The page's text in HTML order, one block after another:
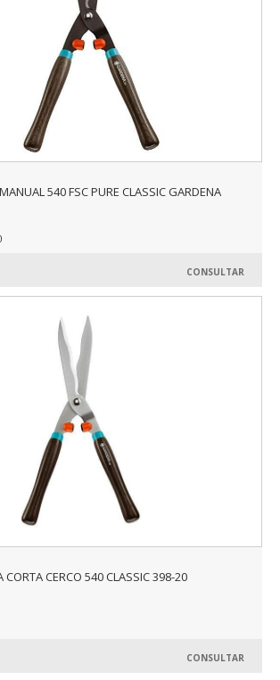
540 FSC PURE CLASSIC GARDENA
CONSULTAR
CORTA CERCO 540 CLASSIC 398-20
CONSULTAR